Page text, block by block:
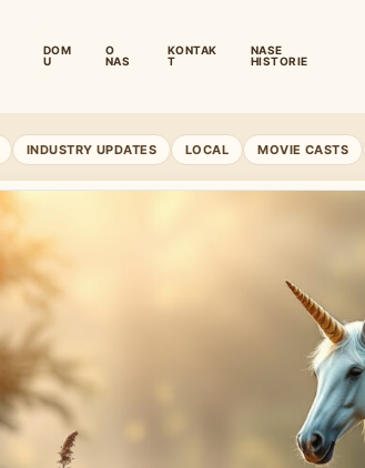
DOM
U
O
NAS
KONTAK
T
NASE
HISTORIE
INDUSTRY UPDATES LOCAL MOVIE CASTS